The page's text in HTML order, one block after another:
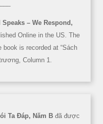
Speaks – We Respond,
Online in the US. The
book is recorded at “Sách
Column 1.
Ta Đáp, Năm B đã được